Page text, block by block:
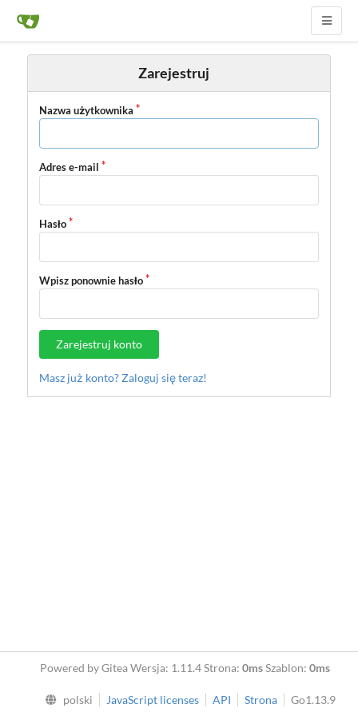
Zarejestruj
Nazwa użytkownika
Adres e-mail
Hasło
Wpisz ponownie hasło
Zarejestruj konto
Masz już konto? Zaloguj się teraz!
Powered by Gitea Wersja: 1.11.4 Strona: 0msSzablon: 0ms
polski JavaScript licenses API Strona Go1.13.9